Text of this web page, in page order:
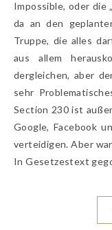
Impossible, oder die
da an den
Truppe, die alles
aus allem
dergleichen, aber
sehr
Section 230 ist
Google, Facebook
verteidigen. Aber
In Gesetzestext